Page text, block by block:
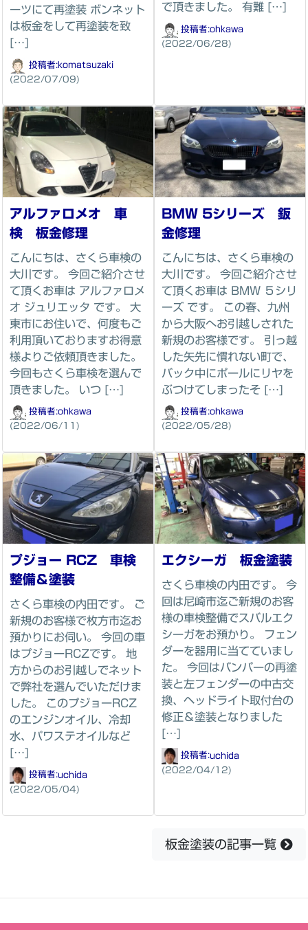
ーツにて再塗装 ボンネット
は板金をして再塗装を致
[…]
投稿者:komatsuzaki
(2022/07/09)
で頂きました。 有難 […]
投稿者:ohkawa
(2022/06/28)
アルファロメオ 車
検 板金修理
こんにちは、さくら車検の
大川です。 今回ご紹介させ
て頂くお車は アルファロメ
オ ジュリエッタ です。 大
東市にお住いで、何度もご
利用頂いておりますお得意
様よりご依頼頂きました。
今回もさくら車検を選んで
頂きました。 いつ […]
投稿者:ohkawa
(2022/06/11)
BMW 5シリーズ 鈑
金修理
こんにちは、さくら車検の
大川です。 今回ご紹介させ
て頂くお車は BMW ５シリ
ーズ です。 この春、九州
から大阪へお引越しされた
新規のお客様です。 引っ越
した矢先に慣れない町で、
バック中にポールにリヤを
ぶつけてしまったそ […]
投稿者:ohkawa
(2022/05/28)
プジョー RCZ 車検
整備＆塗装
さくら車検の内田です。 ご
新規のお客様で枚方市迄お
預かりにお伺い。 今回の車
はプジョーRCZです。 地
方からのお引越しでネット
で弊社を選んでいただけま
した。 このプジョーRCZ
のエンジンオイル、冷却
水、パワステオイルなど
[…]
投稿者:uchida
(2022/05/04)
エクシーガ 板金塗装
さくら車検の内田です。 今
回は尼崎市迄ご新規のお客
様の車検整備でスバルエク
シーガをお預かり。 フェン
ダーを器用に当てていまし
た。 今回はバンパーの再塗
装と左フェンダーの中古交
換、ヘッドライト取付台の
修正＆塗装となりました
[…]
投稿者:uchida
(2022/04/12)
板金塗装の記事一覧